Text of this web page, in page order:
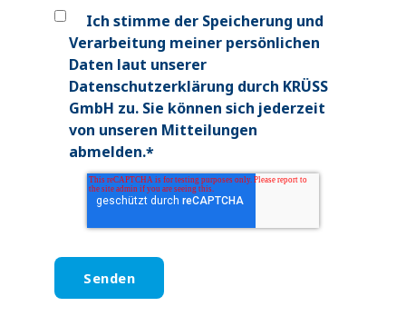
Ich stimme der Speicherung und
Verarbeitung meiner persönlichen
Daten laut unserer
Datenschutzerklärung durch KRÜSS
GmbH zu. Sie können sich jederzeit
von unseren Mitteilungen
abmelden.*